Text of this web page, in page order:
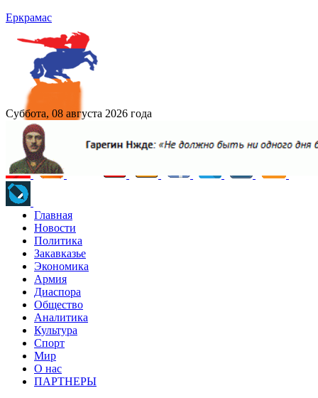
Еркрамас
Суббота, 08 августа 2026 года
Главная
Новости
Политика
Закавказье
Экономика
Армия
Диаспора
Общество
Аналитика
Культура
Спорт
Мир
О нас
ПАРТНЕРЫ